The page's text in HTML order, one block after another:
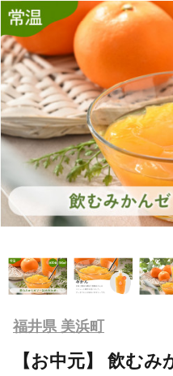
福井県 美浜町
【お中元】 飲む